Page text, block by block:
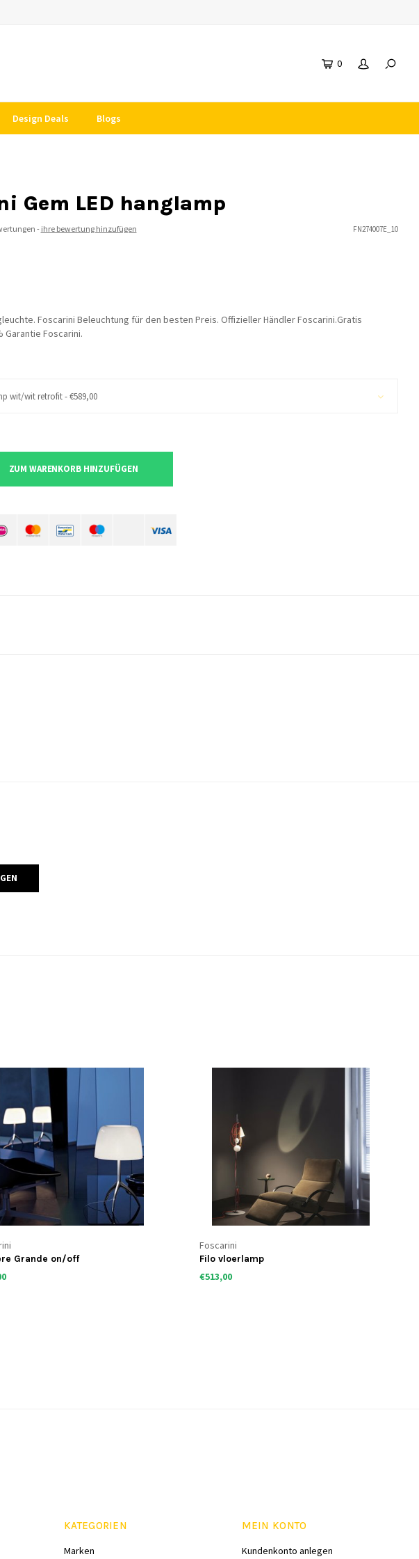
0
Design Deals Blogs
Gem LED hanglamp
- ihre bewertung hinzufügen FN274007E_10
Foscarini Beleuchtung für den besten Preis. Offizieller Händler Foscarini.Gratis
Foscarini.
wit/wit retrofit - €589,00
ZUM WARENKORB HINZUFÜGEN
Grande on/off
Foscarini
Filo vloerlamp
€513,00
KATEGORIEN
Marken
MEIN KONTO
Kundenkonto anlegen